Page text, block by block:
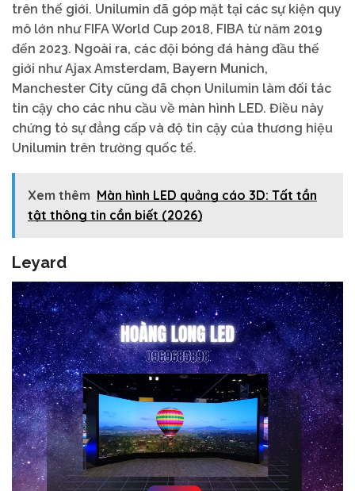
trên thế giới. Unilumin đã góp mặt tại các sự kiện quy
mô lớn như FIFA World Cup 2018, FIBA từ năm 2019
đến 2023. Ngoài ra, các đội bóng đá hàng đầu thế
giới như Ajax Amsterdam, Bayern Munich,
Manchester City cũng đã chọn Unilumin làm đối tác
tin cậy cho các nhu cầu về màn hình LED. Điều này
chứng tỏ sự đẳng cấp và độ tin cậy của thương hiệu
Unilumin trên trường quốc tế.
Xem thêm Màn hình LED quảng cáo 3D: Tất tần
tật thông tin cần biết (2026)
Leyard